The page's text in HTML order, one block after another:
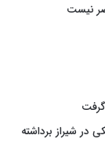
نیست
در شیراز برداشته